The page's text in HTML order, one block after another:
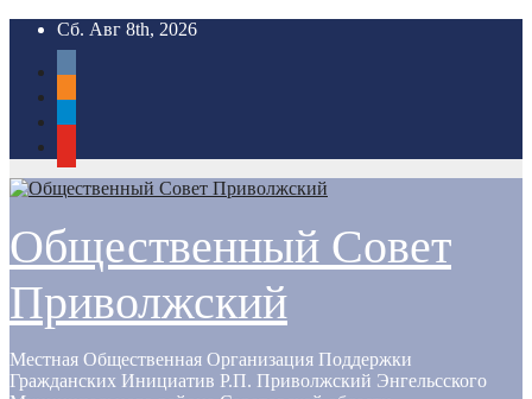
Перейти
содержимому
Сб. Авг 8th, 2026
Общественный Совет
Приволжский
Местная Общественная Организация Поддержки
Гражданских Инициатив Р.П. Приволжский Энгельсского